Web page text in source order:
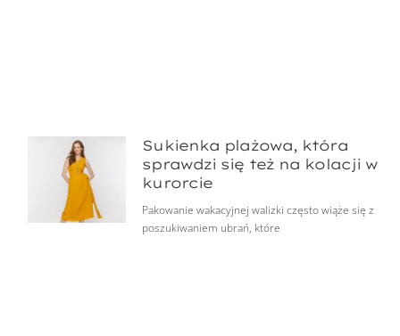
Sukienka plażowa, która
sprawdzi się też na kolacji w
kurorcie
Pakowanie wakacyjnej walizki często wiąże się z
poszukiwaniem ubrań, które